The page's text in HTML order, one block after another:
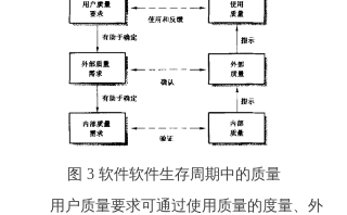
图 3 软件软件生存周期中的 质量
用户质量要求可通过使用质量的度量、外